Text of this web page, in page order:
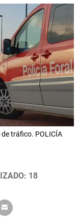
tráfico. POLICÍA
18